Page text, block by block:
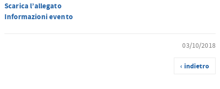
Scarica l’allegato
Informazioni evento
03/10/2018
‹ indietro